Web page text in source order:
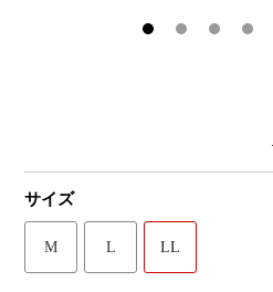
サイズ
M L LL